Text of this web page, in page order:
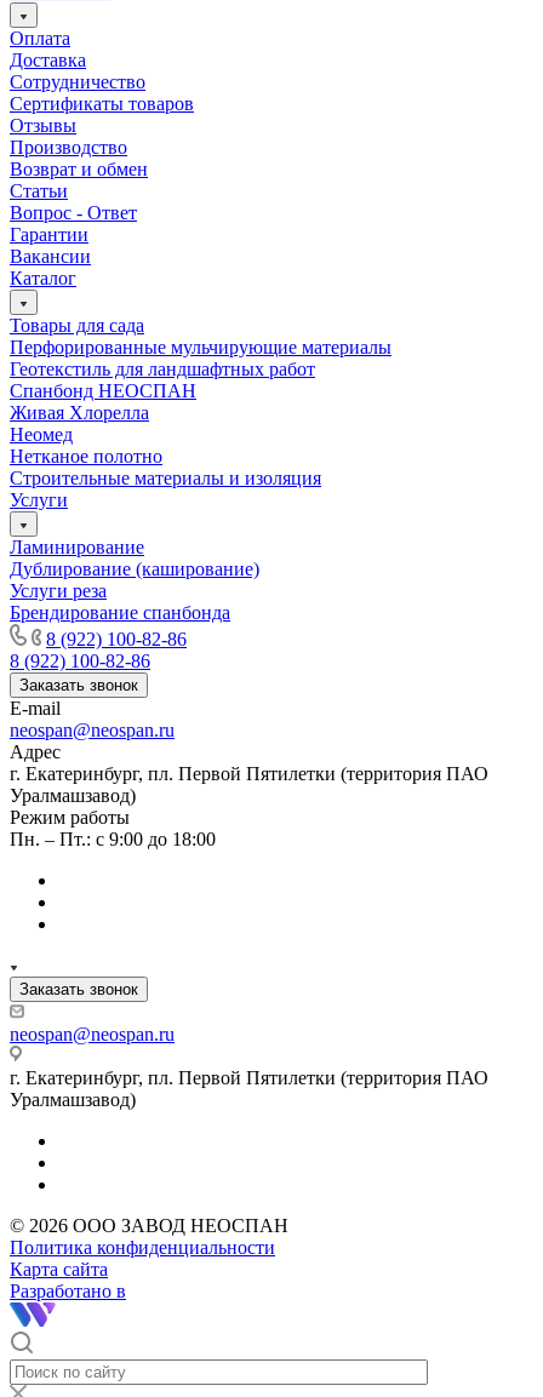
Оплата
Доставка
Сотрудничество
Сертификаты товаров
Отзывы
Производство
Возврат и обмен
Статьи
Вопрос - Ответ
Гарантии
Вакансии
Каталог
Товары для сада
Перфорированные мульчирующие материалы
Геотекстиль для ландшафтных работ
Спанбонд НЕОСПАН
Живая Хлорелла
Нeомед
Нетканое полотно
Строительные материалы и изоляция
Услуги
Ламинирование
Дублирование (каширование)
Услуги реза
Брендирование спанбонда
8 (922) 100-82-86
8 (922) 100-82-86
Заказать звонок
E-mail
neospan@neospan.ru
Адрес
г. Екатеринбург, пл. Первой Пятилетки (территория ПАО
Уралмашзавод)
Режим работы
Пн. – Пт.: с 9:00 до 18:00
Заказать звонок
neospan@neospan.ru
г. Екатеринбург, пл. Первой Пятилетки (территория ПАО
Уралмашзавод)
© 2026 ООО ЗАВОД НЕОСПАН
Политика конфиденциальности
Карта сайта
Разработано в